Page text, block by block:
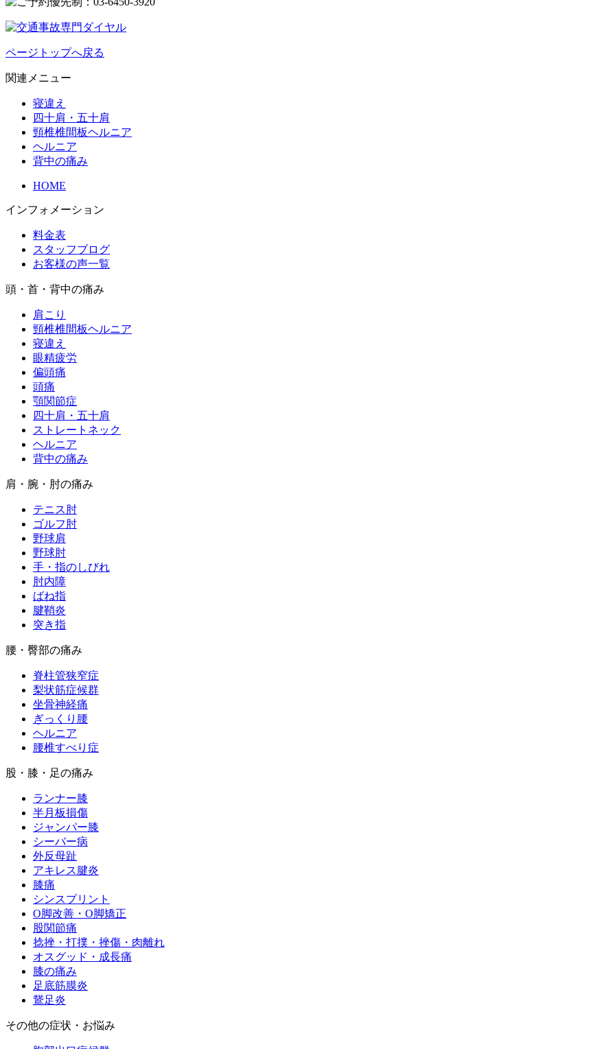
ページトップへ戻る
関連メニュー
寝違え
四十肩・五十肩
頸椎椎間板ヘルニア
ヘルニア
背中の痛み
HOME
インフォメーション
料金表
スタッフブログ
お客様の声一覧
頭・首・背中の痛み
肩こり
頸椎椎間板ヘルニア
寝違え
眼精疲労
偏頭痛
頭痛
顎関節症
四十肩・五十肩
ストレートネック
ヘルニア
背中の痛み
肩・腕・肘の痛み
テニス肘
ゴルフ肘
野球肩
野球肘
手・指のしびれ
肘内障
ばね指
腱鞘炎
突き指
腰・臀部の痛み
脊柱管狭窄症
梨状筋症候群
坐骨神経痛
ぎっくり腰
ヘルニア
腰椎すべり症
股・膝・足の痛み
ランナー膝
半月板損傷
ジャンパー膝
シーバー病
外反母趾
アキレス腱炎
膝痛
シンスプリント
O脚改善・O脚矯正
股関節痛
捻挫・打撲・挫傷・肉離れ
オスグッド・成長痛
膝の痛み
足底筋膜炎
鵞足炎
その他の症状・お悩み